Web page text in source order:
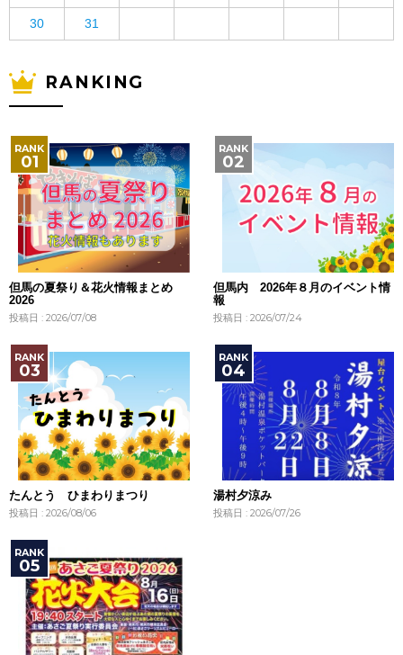
30 31
RANKING
但馬の夏祭り＆花火情報まとめ
2026
投稿日 : 2026/07/08
但馬内 2026年８月のイベント情
報
投稿日 : 2026/07/24
たんとう ひまわりまつり
投稿日 : 2026/08/06
湯村夕涼み
投稿日 : 2026/07/26